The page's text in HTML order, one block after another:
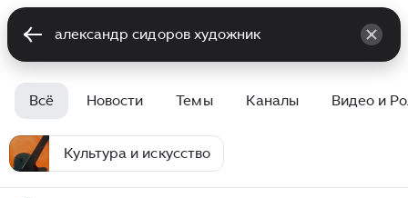
Всё Новости Темы Каналы Видео и
Культура и искусство